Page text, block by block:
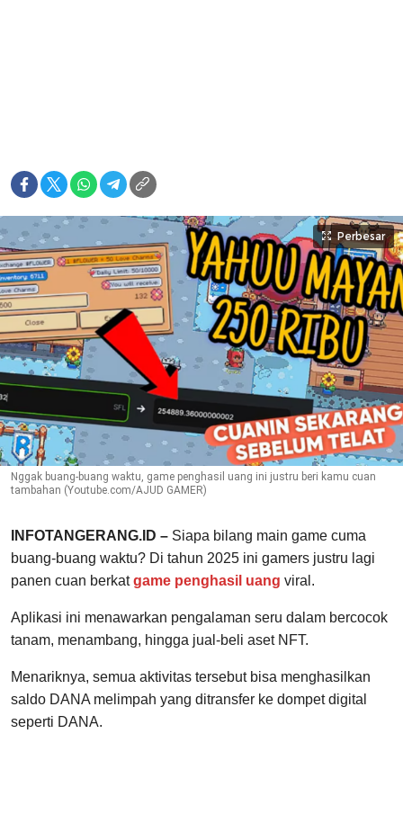
Perbesar
Nggak buang-buang waktu, game penghasil uang ini justru beri kamu cuan
tambahan (Youtube.com/AJUD GAMER)
INFOTANGERANG.ID – Siapa bilang main game cuma
buang-buang waktu? Di tahun 2025 ini gamers justru lagi
panen cuan berkatgame penghasil uang viral.
Aplikasi ini menawarkan pengalaman seru dalam bercocok
tanam, menambang, hingga jual-beli aset NFT.
Menariknya, semua aktivitas tersebut bisa menghasilkan
saldo DANA melimpah yang ditransfer ke dompet digital
seperti DANA.